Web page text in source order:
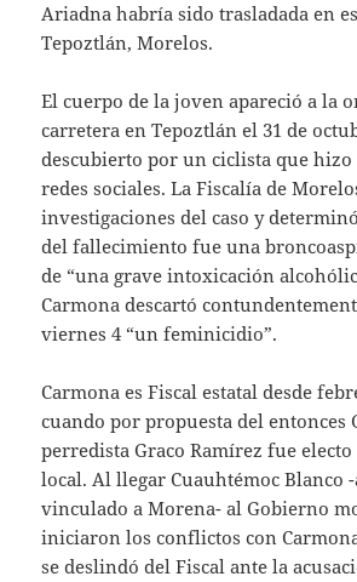
Ariadna habría sido trasladada en
Tepoztlán, Morelos.
El cuerpo de la joven apareció a la
carretera en Tepoztlán el 31 de
descubierto por un ciclista que
redes sociales. La Fiscalía de
investigaciones del caso y
del fallecimiento fue una
de “una grave intoxicación
Carmona descartó
viernes 4 “un feminicidio”.
Carmona es Fiscal estatal desde
cuando por propuesta del entonces
perredista Graco Ramírez fue
local. Al llegar Cuauhtémoc Blanco
vinculado a Morena- al Gobierno
iniciaron los conflictos con
se deslindó del Fiscal ante la